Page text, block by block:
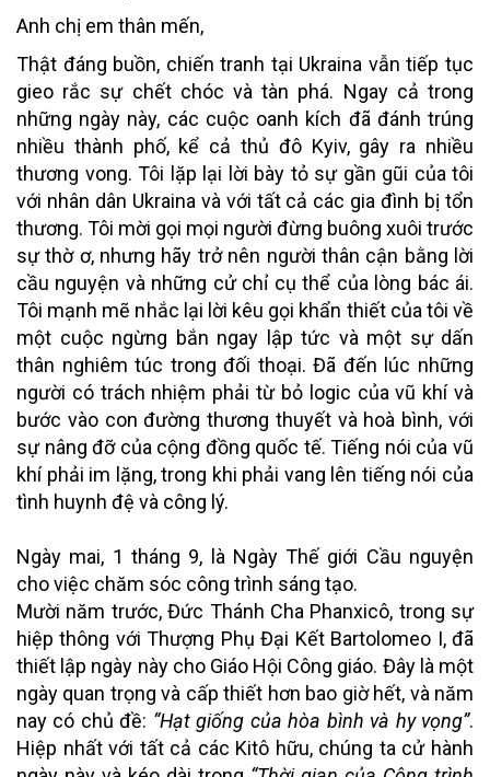
Anh chị em thân mến,
Thật đáng buồn, chiến tranh tại Ukraina vẫn tiếp tục
gieo rắc sự chết chóc và tàn phá. Ngay cả trong
những ngày này, các cuộc oanh kích đã đánh trúng
nhiều thành phố, kể cả thủ đô Kyiv, gây ra nhiều
thương vong. Tôi lặp lại lời bày tỏ sự gần gũi của tôi
với nhân dân Ukraina và với tất cả các gia đình bị tổn
thương. Tôi mời gọi mọi người đừng buông xuôi trước
sự thờ ơ, nhưng hãy trở nên người thân cận bằng lời
cầu nguyện và những cử chỉ cụ thể của lòng bác ái.
Tôi mạnh mẽ nhắc lại lời kêu gọi khẩn thiết của tôi về
một cuộc ngừng bắn ngay lập tức và một sự dấn
thân nghiêm túc trong đối thoại. Đã đến lúc những
người có trách nhiệm phải từ bỏ logic của vũ khí và
bước vào con đường thương thuyết và hoà bình, với
sự nâng đỡ của cộng đồng quốc tế. Tiếng nói của vũ
khí phải im lặng, trong khi phải vang lên tiếng nói của
tình huynh đệ và công lý.
Ngày mai, 1 tháng 9, là Ngày Thế giới Cầu nguyện
cho việc chăm sóc công trình sáng tạo.
Mười năm trước, Đức Thánh Cha Phanxicô, trong sự
hiệp thông với Thượng Phụ Đại Kết Bartolomeo I, đã
thiết lập ngày này cho Giáo Hội Công giáo. Đây là một
ngày quan trọng và cấp thiết hơn bao giờ hết, và năm
nay có chủ đề: “Hạt giống của hòa bình và hy vọng”.
Hiệp nhất với tất cả các Kitô hữu, chúng ta cử hành